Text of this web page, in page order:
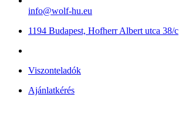
info@wolf-hu.eu
1194 Budapest, Hofherr Albert utca 38/c
Viszonteladók
Ajánlatkérés